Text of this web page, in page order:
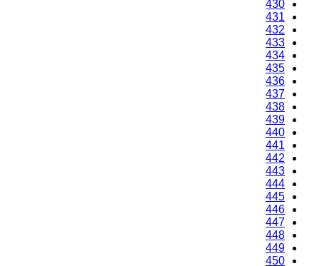
430
431
432
433
434
435
436
437
438
439
440
441
442
443
444
445
446
447
448
449
450